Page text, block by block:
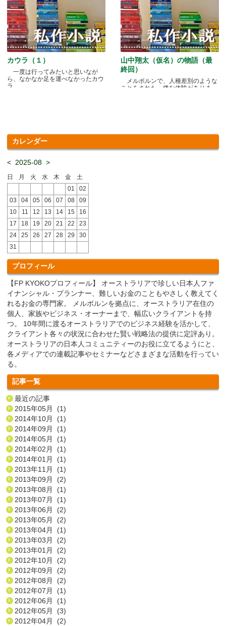
カウラ（１）
一度は行ってみたいと思いなが
ら、なかなか足を運べなかったカウ
ラ.....
山中翔太（仮名）の物語（最
終回）
メルボルンで、人種差別のような
ことをされた、嫌な体験がありま
カレンダー
< 2025-08 >
日 月 火 水 木 金
土
01
02
03
04 05 06 07 08
09
10
11 12 13 14 15
16
17
18 19 20 21 22
23
24
25 26 27 28 29
30
31
プロフィール
【FP KYOKOプロフィール】 オーストラリアで珍しい日本人ファ
イナンシャル・プランナー、難しいお金のこともやさしく教えてく
れるお金の専門家。 メルボルンを拠点に、オーストラリア在住の
個人、家族やビジネス・オーナーまで、幅広いクライアントを持
つ。 10年間に渡るオーストラリアでのビジネス経験を活かして、
クライアント各々の状況に合わせた賢い戦略法の提供に定評あり。
オーストラリアの日本人コミュニティーのお役に立てるようにと、
各メディアでの連載記事やセミナーなどさまざまな活動を行ってい
る。
記事一覧
最近の記事
2015年05月 (1)
2014年10月 (1)
2014年09月 (1)
2014年05月 (1)
2014年02月 (1)
2014年01月 (1)
2013年11月 (1)
2013年09月 (2)
2013年08月 (1)
2013年07月 (1)
2013年06月 (2)
2013年05月 (2)
2013年04月 (1)
2013年03月 (2)
2013年01月 (2)
2012年10月 (2)
2012年09月 (2)
2012年08月 (2)
2012年07月 (1)
2012年06月 (1)
2012年05月 (3)
2012年04月 (2)